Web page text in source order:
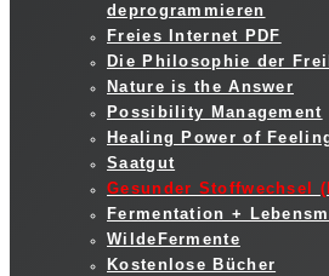
deprogrammieren
Freies Internet PDF
Die Philosophie der
Nature is the Answer
Possibility Management
Healing Power of
Saatgut
Gesunder Stoffwechsel
Fermentation +
WildeFermente
Kostenlose Bücher